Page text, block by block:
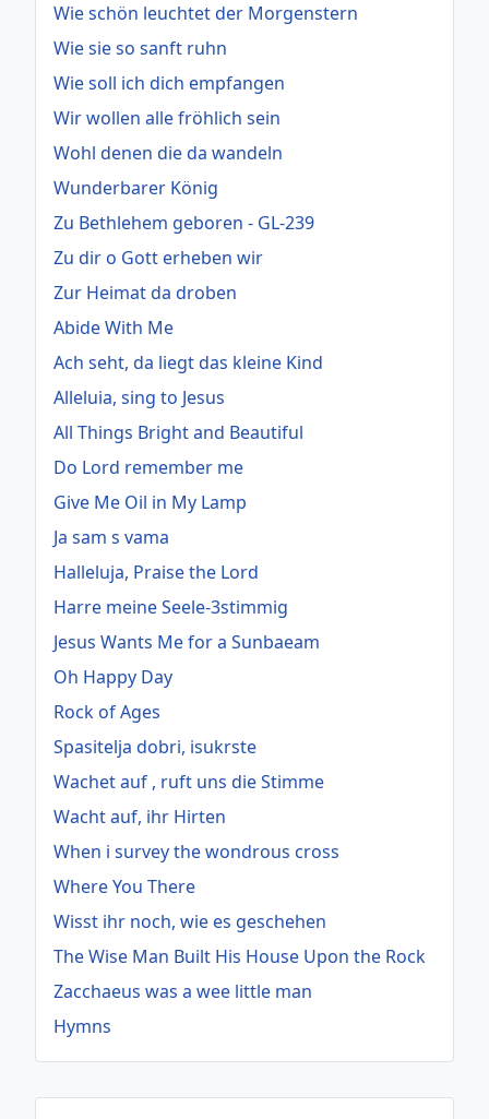
Wie schön leuchtet der Morgenstern
Wie sie so sanft ruhn
Wie soll ich dich empfangen
Wir wollen alle fröhlich sein
Wohl denen die da wandeln
Wunderbarer König
Zu Bethlehem geboren - GL-239
Zu dir o Gott erheben wir
Zur Heimat da droben
Abide With Me
Ach seht, da liegt das kleine Kind
Alleluia, sing to Jesus
All Things Bright and Beautiful
Do Lord remember me
Give Me Oil in My Lamp
Ja sam s vama
Halleluja, Praise the Lord
Harre meine Seele-3stimmig
Jesus Wants Me for a Sunbaeam
Oh Happy Day
Rock of Ages
Spasitelja dobri, isukrste
Wachet auf , ruft uns die Stimme
Wacht auf, ihr Hirten
When i survey the wondrous cross
Where You There
Wisst ihr noch, wie es geschehen
The Wise Man Built His House Upon the Rock
Zacchaeus was a wee little man
Hymns